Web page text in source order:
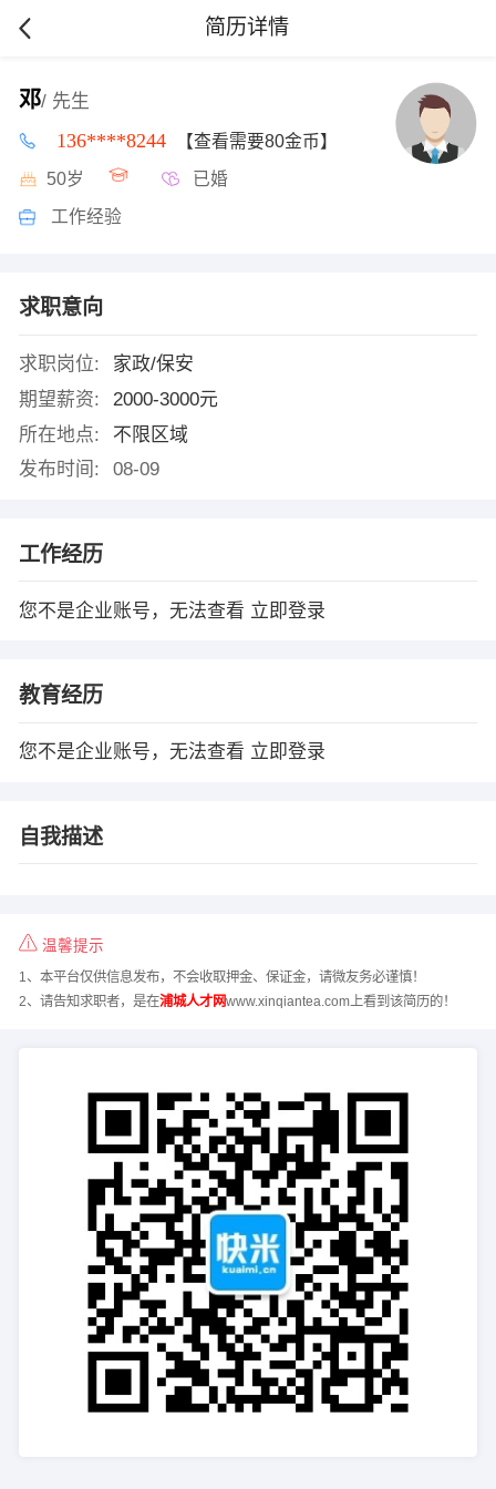
简历详情
邓/ 先生
136****8244 【查看需要80金币】
50岁 已婚
工作经验
求职意向
求职岗位:
家政/保安
期望薪资:
2000-3000元
所在地点:
不限区域
发布时间:
08-09
工作经历
您不是企业账号，无法查看 立即登录
教育经历
您不是企业账号，无法查看 立即登录
自我描述
温馨提示
1、本平台仅供信息发布，不会收取押金、保证金，请微友务必谨慎！
2、请告知求职者，是在浦城人才网www.xinqiantea.com上看到该简历的！